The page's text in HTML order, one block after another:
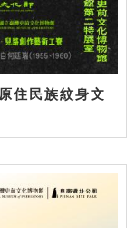
住民族紋身文